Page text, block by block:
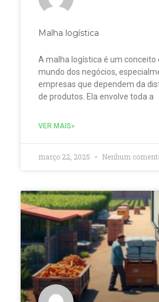
Malha logística
A malha logística é um conceito
mundo dos negócios,
empresas que dependem da
de produtos. Ela envolve toda a
VER MAIS»
março 22, 2025 Nenhum